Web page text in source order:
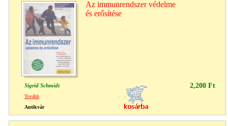
Az immunrendszer védelme
és erősítése
Sigrid Schmidt 2,200 Ft
Tovább
Antikvár